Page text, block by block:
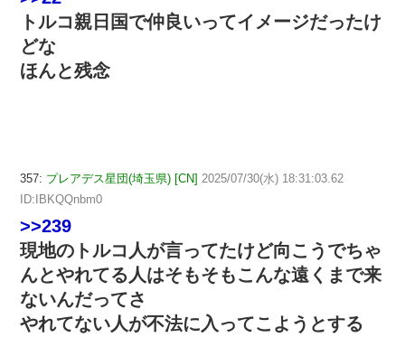
トルコ親日国で仲良いってイメージだったけ
どな
ほんと残念
357: プレアデス星団(埼玉県) [CN] 2025/07/30(水) 18:31:03.62
ID:IBKQQnbm0
>>239
現地のトルコ人が言ってたけど向こうでちゃ
んとやれてる人はそもそもこんな遠くまで来
ないんだってさ
やれてない人が不法に入ってこようとする